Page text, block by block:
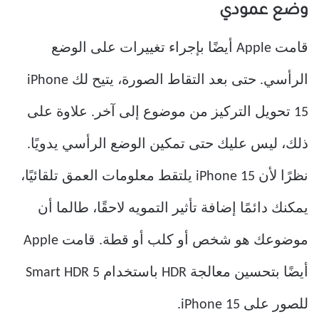
وضع عمودي
قامت Apple أيضًا بإجراء تغييرات على الوضع
الرأسي. حتى بعد التقاط الصورة، يتيح لك iPhone
15 تحويل التركيز من موضوع إلى آخر. علاوة على
ذلك، ليس عليك حتى تمكين الوضع الرأسي يدويًا.
نظرًا لأن iPhone 15 يلتقط معلومات العمق تلقائيًا،
يمكنك دائمًا إضافة تأثير التمويه لاحقًا، طالما أن
موضوعك هو شخص أو كلب أو قطة. قامت Apple
أيضًا بتحسين معالجة HDR باستخدام Smart HDR 5
للصور على iPhone 15.